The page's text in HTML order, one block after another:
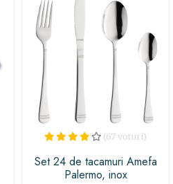
(67 voturi)
Set 24 de tacamuri Amefa
Palermo, inox